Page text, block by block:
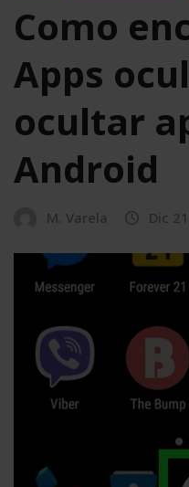
Como
Apps
ocultar
Android
M. Varela Dic